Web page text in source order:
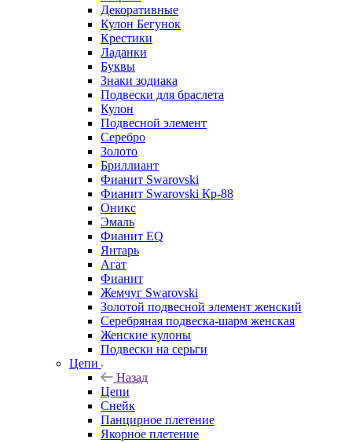
Декоративные
Кулон Бегунок
Крестики
Ладанки
Буквы
Знаки зодиака
Подвески для браслета
Кулон
Подвесной элемент
Серебро
Золото
Бриллиант
Фианит Swarovski
Фианит Swarovski Кр-88
Оникс
Эмаль
Фианит EQ
Янтарь
Агат
Фианит
Жемчуг Swarovski
Золотой подвесной элемент женcкий
Серебряная подвеска-шарм женская
Женские кулоны
Подвески на серьги
Цепи
Назад
Цепи
Снейк
Панцирное плетение
Якорное плетение